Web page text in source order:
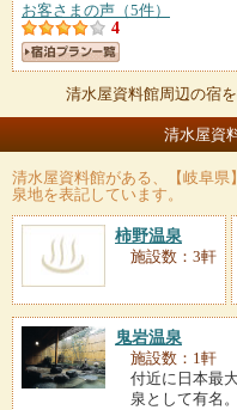
お客さまの声（5件）
4
清水屋資料館周辺の宿
清水屋資
清水屋資料館がある、【岐阜県
泉地を表記しています。
柿野温泉
施設数：3軒
鬼岩温泉
施設数：1軒
付近に日本最
泉として有名